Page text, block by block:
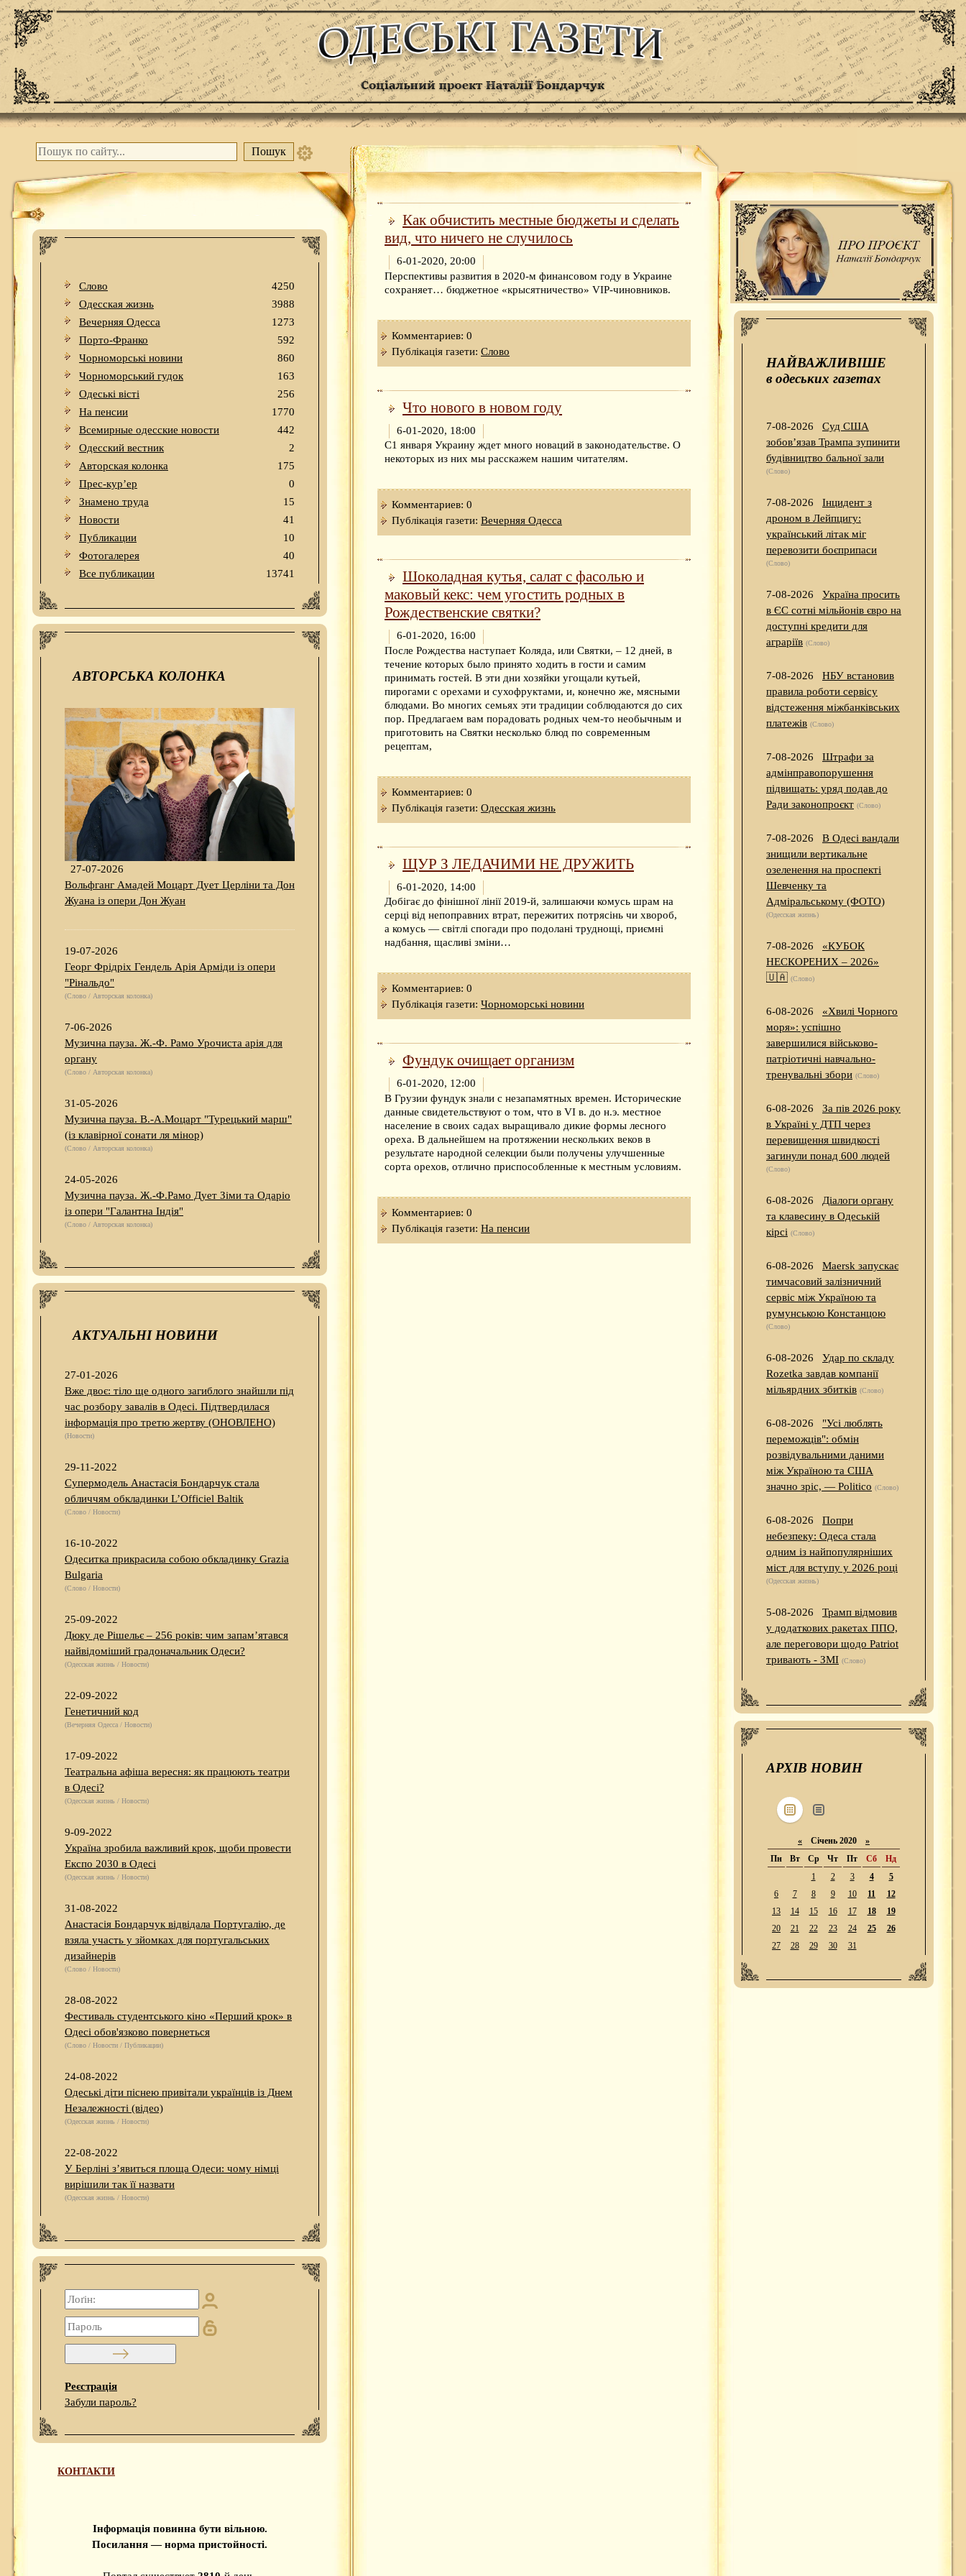
Слово
4250
Одесская жизнь
3988
Вечерняя Одесса
1273
Порто-Франко
592
Чорноморські новини
860
Чорноморський гудок
163
Одеськi вiстi
256
На пенсии
1770
Всемирные одесские новости
442
Одесский вестник
2
Авторская колонка
175
Прес-кур’ер
0
Знамено труда
15
Новости
41
Публикации
10
Фотогалерея
40
Все публикации
13741
АВТОРСЬКА КОЛОНКА
27-07-2026
Вольфганг Амадей Моцарт Дует Церліни та Дон
Жуана із опери Дон Жуан
19-07-2026
Георг Фрідріх Гендель Арія Арміди із опери
"Рінальдо"
(Слово / Авторская колонка)
7-06-2026
Музична пауза. Ж.-Ф. Рамо Урочиста арія для
органу
(Слово / Авторская колонка)
31-05-2026
Музична пауза. В.-А.Моцарт "Турецький марш"
(із клавірної сонати ля мінор)
(Слово / Авторская колонка)
24-05-2026
Музична пауза. Ж.-Ф.Рамо Дует Зіми та Одаріо
із опери "Галантна Індія"
(Слово / Авторская колонка)
АКТУАЛЬНІ НОВИНИ
27-01-2026
Вже двоє: тіло ще одного загиблого знайшли під
час розбору завалів в Одесі. Підтвердилася
інформація про третю жертву (ОНОВЛЕНО)
(Новости)
29-11-2022
Супермодель Анастасія Бондарчук стала
обличчям обкладинки L’Officiel Baltik
(Слово / Новости)
16-10-2022
Одеситка прикрасила собою обкладинку Grazia
Bulgaria
(Слово / Новости)
25-09-2022
Дюку де Рішельє – 256 років: чим запам’ятався
найвідоміший градоначальник Одеси?
(Одесская жизнь / Новости)
22-09-2022
Генетичний код
(Вечерняя Одесса / Новости)
17-09-2022
Театральна афіша вересня: як працюють театри
в Одесі?
(Одесская жизнь / Новости)
9-09-2022
Україна зробила важливий крок, щоби провести
Експо 2030 в Одесі
(Одесская жизнь / Новости)
31-08-2022
Анастасія Бондарчук відвідала Португалію, де
взяла участь у зйомках для португальських
дизайнерів
(Слово / Новости)
28-08-2022
Фестиваль студентського кіно «Перший крок» в
Одесі обов'язково повернеться
(Слово / Новости / Публикации)
24-08-2022
Одеські діти піснею привітали українців із Днем
Незалежності (відео)
(Одесская жизнь / Новости)
22-08-2022
У Берліні з’явиться площа Одеси: чому німці
вирішили так її назвати
(Одесская жизнь / Новости)
Реєстрація
Забули пароль?
КОНТАКТИ
Інформація повинна бути вільною.
Посилання — норма пристойності.
Как обчистить местные бюджеты и сделать
вид, что ничего не случилось
6-01-2020, 20:00
Перспективы развития в 2020-м финансовом году в Украине
сохраняет… бюджетное «крысятничество» VIP-чиновников.
Комментариев: 0
Публікація газети: Слово
Что нового в новом году
6-01-2020, 18:00
С1 января Украину ждет много новаций в законодательстве. О
некоторых из них мы расскажем нашим читателям.
Комментариев: 0
Публікація газети: Вечерняя Одесса
Шоколадная кутья, салат с фасолью и
маковый кекс: чем угостить родных в
Рождественские святки?
6-01-2020, 16:00
После Рождества наступает Коляда, или Святки, – 12 дней, в
течение которых было принято ходить в гости и самим
принимать гостей. В эти дни хозяйки угощали кутьей,
пирогами с орехами и сухофруктами, и, конечно же, мясными
блюдами. Во многих семьях эти традиции соблюдаются до сих
пор. Предлагаем вам порадовать родных чем-то необычным и
приготовить на Святки несколько блюд по современным
рецептам,
Комментариев: 0
Публікація газети: Одесская жизнь
ЩУР З ЛЕДАЧИМИ НЕ ДРУЖИТЬ
6-01-2020, 14:00
Добігає до фінішної лінії 2019-й, залишаючи комусь шрам на
серці від непоправних втрат, пережитих потрясінь чи хвороб,
а комусь — світлі спогади про подолані труднощі, приємні
надбання, щасливі зміни…
Комментариев: 0
Публікація газети: Чорноморські новини
Фундук очищает организм
6-01-2020, 12:00
В Грузии фундук знали с незапамятных времен. Исторические
данные свидетельствуют о том, что в VI в. до н.э. местное
население в своих садах выращивало дикие формы лесного
ореха. В дальнейшем на протяжении нескольких веков в
результате народной селекции были получены улучшенные
сорта орехов, отлично приспособленные к местным условиям.
Комментариев: 0
Публікація газети: На пенсии
НАЙВАЖЛИВІШЕ
в одеських газетах
7-08-2026
Суд США
зобов’язав Трампа зупинити
будівництво бальної зали
(Слово)
7-08-2026
Інцидент з
дроном в Лейпцигу:
український літак міг
перевозити боєприпаси
(Слово)
7-08-2026
Україна просить
в ЄС сотні мільйонів євро на
доступні кредити для
аграріїв (Слово)
7-08-2026
НБУ встановив
правила роботи сервісу
відстеження міжбанківських
платежів (Слово)
7-08-2026
Штрафи за
адмінправопорушення
підвищать: уряд подав до
Ради законопроєкт (Слово)
7-08-2026
В Одесі вандали
знищили вертикальне
озеленення на проспекті
Шевченку та
Адміральському (ФОТО)
(Одесская жизнь)
7-08-2026
«КУБОК
НЕСКОРЕНИХ – 2026»
🇺🇦 (Слово)
6-08-2026
«Хвилі Чорного
моря»: успішно
завершилися військово-
патріотичні навчально-
тренувальні збори (Слово)
6-08-2026
За пів 2026 року
в Україні у ДТП через
перевищення швидкості
загинули понад 600 людей
(Слово)
6-08-2026
Діалоги органу
та клавесину в Одеській
кірсі (Слово)
6-08-2026
Maersk запускає
тимчасовий залізничний
сервіс між Україною та
румунською Констанцою
(Слово)
6-08-2026
Удар по складу
Rozetka завдав компанії
мільярдних збитків (Слово)
6-08-2026
"Усі люблять
переможців": обмін
розвідувальними даними
між Україною та США
значно зріс, — Politico (Слово)
6-08-2026
Попри
небезпеку: Одеса стала
одним із найпопулярніших
міст для вступу у 2026 році
(Одесская жизнь)
5-08-2026
Трамп відмовив
у додаткових ракетах ППО,
але переговори щодо Patriot
тривають - ЗМІ (Слово)
АРХІВ НОВИН
« Січень 2020 »
Пн
Вт Ср Чт Пт Сб
Нд
1
2 3 4
5
6
7 8 9 10 11
12
13
14 15 16 17 18
19
20
21 22 23 24 25
26
27
28 29 30 31